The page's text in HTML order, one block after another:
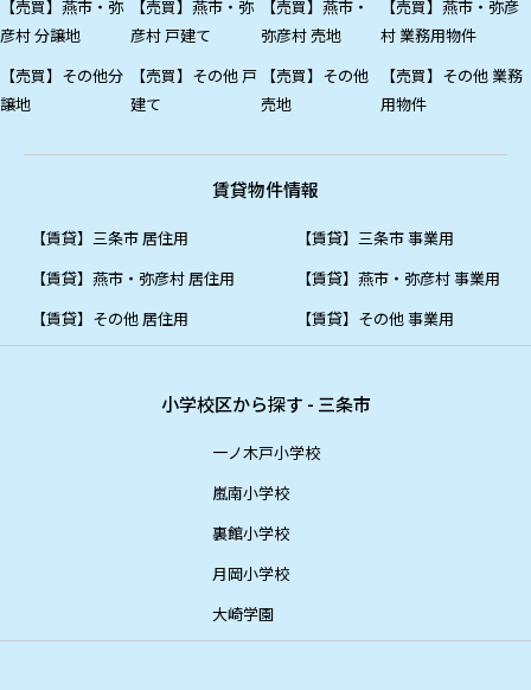
【売買】燕市・弥
彦村 分譲地
【売買】その他分
譲地
【売買】燕市・弥
彦村 戸建て
【売買】その他 戸
建て
【売買】燕市・
弥彦村 売地
【売買】その他
売地
【売買】燕市・弥彦
村 業務用物件
【売買】その他 業務
用物件
賃貸物件情報
【賃貸】三条市 居住用
【賃貸】燕市・弥彦村 居住用
【賃貸】その他 居住用
【賃貸】三条市 事業用
【賃貸】燕市・弥彦村 事業用
【賃貸】その他 事業用
小学校区から探す - 三条市
一ノ木戸小学校
嵐南小学校
裏館小学校
月岡小学校
大崎学園